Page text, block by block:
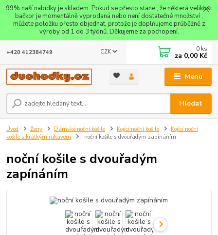
99% naší nabídky je skladem. Pokud se přesto stane , že některá velikost
bačkor je momentálně vyprodaná nebo není dostatečné množství ,
můžete položku přesto objednat, protože je doplňujeme průběžně z
výroby od 1 do 3 týdnů. Děkujeme za pochopení.
Menu
CZK
Hledat
+420 412384749 0 ks
za 0,00 Kč
Úvod Ženy Dámské noční košile Kojící noční košile
Kojící noční
košile s krátkým rukávem
noční košile s dvouřadým zapínáním
noční košile s dvouřadým
zapínáním